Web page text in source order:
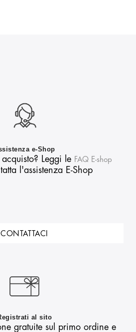
e-Shop
Leggi le FAQ E-shop
l'assistenza E-Shop
CONTATTACI
al sito
gratuite sul primo ordine e